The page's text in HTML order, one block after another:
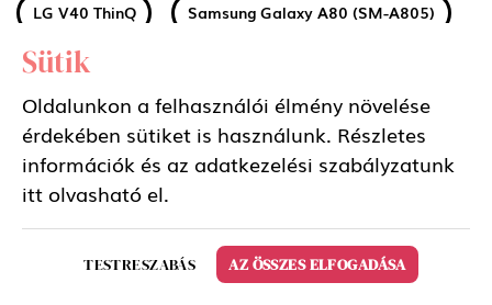
LG V40 ThinQ Samsung Galaxy A80 (SM-A805)
Huawei Honor 8S
Huawei P20 Lite 2019 Huawei P Smart Z
LG Q60 Sony Xperia 1
Xiaomi Redmi 7A Xiaomi Mi 9T
Sütik
Oldalunkon a felhasználói élmény növelése
érdekében sütiket is használunk. Részletes
információk és az adatkezelési szabályzatunk
itt olvasható el.
TESTRESZABÁS AZ ÖSSZES ELFOGADÁSA